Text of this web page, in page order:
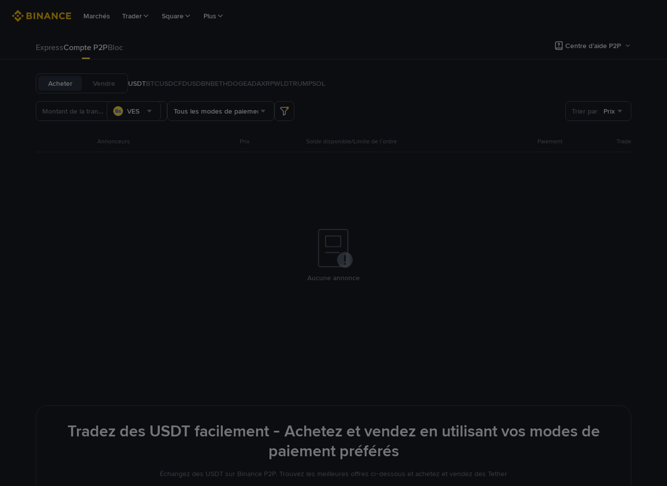
Marchés Trader Square Plus
ExpressCompte P2PBloc Centre d’aide P2P
Acheter Vendre USDTBTCUSDCFDUSDBNBETHDOGEADAXRPWLDTRUMPSOL
VES Tous les modes de paiement Trier par Prix
Annonceurs Prix Solde disponible/Limite de l’ordre Paiement Trade
Aucune annonce
Tradez des USDT facilement - Achetez et vendez en utilisant vos modes de
paiement préférés
Échangez des USDT sur Binance P2P. Trouvez les meilleures offres ci-dessous et achetez et vendez des Tether